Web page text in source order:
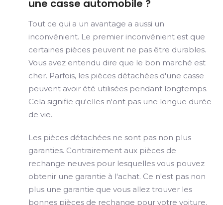
une casse automobile ?
Tout ce qui a un avantage a aussi un
inconvénient. Le premier inconvénient est que
certaines pièces peuvent ne pas être durables.
Vous avez entendu dire que le bon marché est
cher. Parfois, les pièces détachées d'une casse
peuvent avoir été utilisées pendant longtemps.
Cela signifie qu'elles n'ont pas une longue durée
de vie.
Les pièces détachées ne sont pas non plus
garanties. Contrairement aux pièces de
rechange neuves pour lesquelles vous pouvez
obtenir une garantie à l'achat. Ce n'est pas non
plus une garantie que vous allez trouver les
bonnes pièces de rechange pour votre voiture.